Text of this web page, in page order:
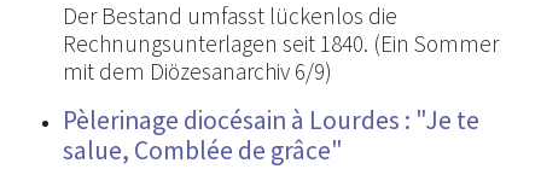
Der Bestand umfasst lückenlos die
Rechnungsunterlagen seit 1840. (Ein Sommer
mit dem Diözesanarchiv 6/9)
Pèlerinage diocésain à Lourdes : "Je te
salue, Comblée de grâce"